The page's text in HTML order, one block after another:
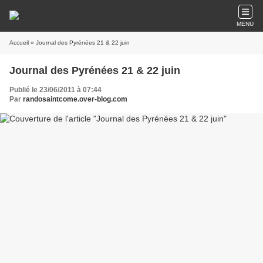
MENU
Accueil » Journal des Pyrénées 21 & 22 juin
Journal des Pyrénées 21 & 22 juin
Publié le 23/06/2011 à 07:44
Par randosaintcome.over-blog.com